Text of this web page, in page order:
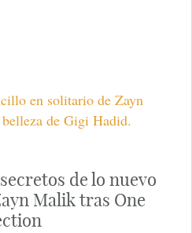
en solitario de Zayn
de Gigi Hadid.
de lo nuevo
Malik tras One